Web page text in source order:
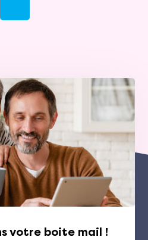
votre boite mail !